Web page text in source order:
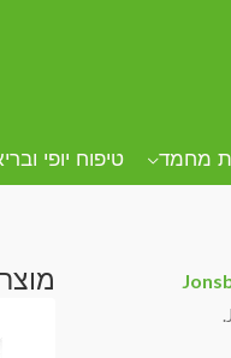
מחמד טיפוח יופי